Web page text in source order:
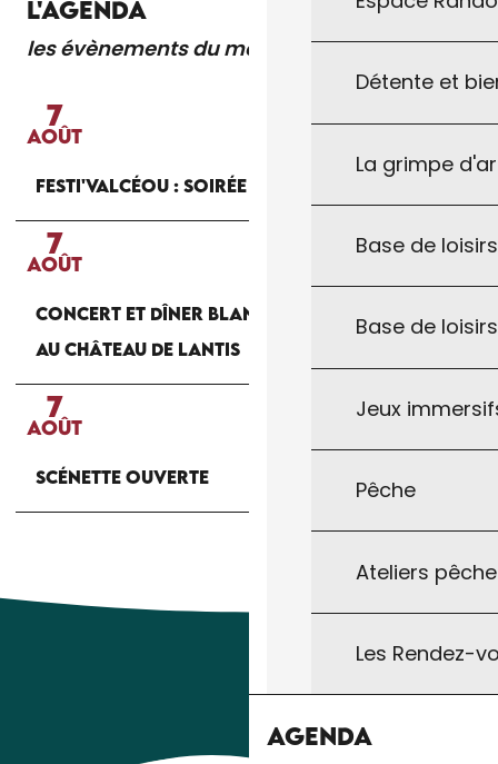
Détente et
La grimpe
Base de
Base de
Jeux
Pêche
Ateliers
Les Rendez-
Agenda
L'AGENDA
les évènements du moment
Lire la suite
7
AOÛT
FESTI'VALCÉOU : SOIRÉE D'OUVERTURE
7
AOÛT
CONCERT ET DÎNER BLANC AUX CHANDELLES
AU CHÂTEAU DE LANTIS
7
AOÛT
SCÉNETTE OUVERTE